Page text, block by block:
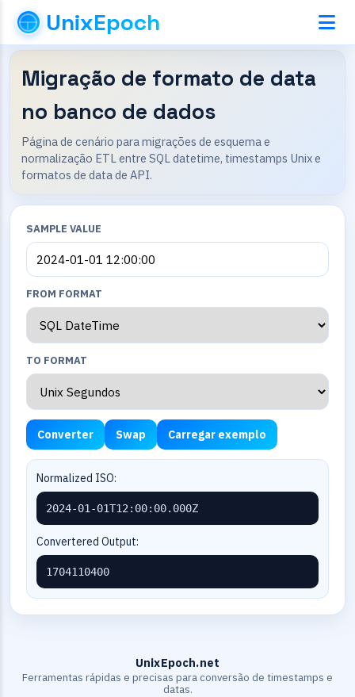
UnixEpoch
Migração de formato de data
no banco de dados
Página de cenário para migrações de esquema e
normalização ETL entre SQL datetime, timestamps Unix e
formatos de data de API.
SAMPLE VALUE
FROM FORMAT
TO FORMAT
Converter Swap Carregar exemplo
Normalized ISO:
2024-01-01T12:00:00.000Z
Convertered Output:
1704110400
UnixEpoch.net
Ferramentas rápidas e precisas para conversão de timestamps e
datas.